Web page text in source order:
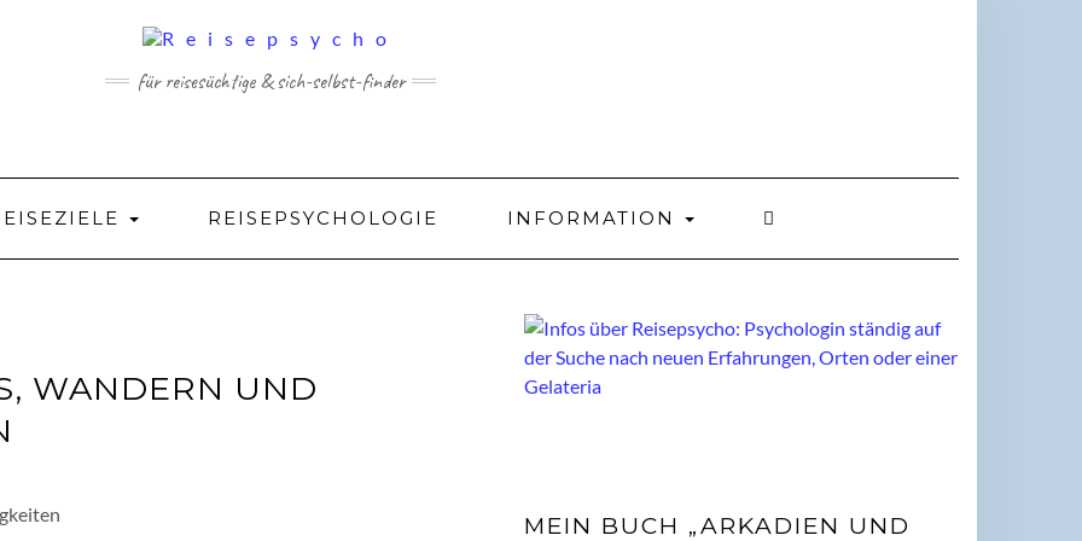
für reisesüchtige & sich-selbst-finder
REISEPSYCHOLOGIE INFORMATION
WANDERN UND
MEIN BUCH „ARKADIEN UND